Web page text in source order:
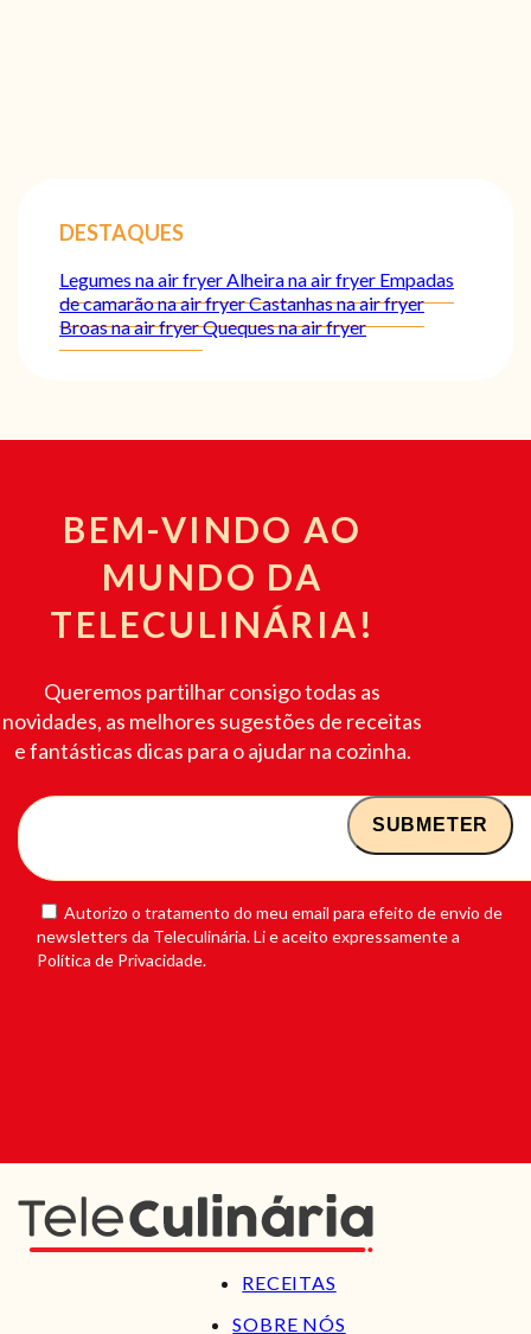
DESTAQUES
Legumes na air fryerAlheira na air fryer Empadas
de camarão na air fryerCastanhas na air fryer
Broas na air fryerQueques na air fryer
BEM-VINDO AO
MUNDO DA
TELECULINÁRIA!
Queremos partilhar consigo todas as
novidades, as melhores sugestões de receitas
e fantásticas dicas para o ajudar na cozinha.
Autorizo o tratamento do meu email para efeito de envio de
newsletters da Teleculinária. Li e aceito expressamente a
Política de Privacidade.
RECEITAS
SOBRE NÓS